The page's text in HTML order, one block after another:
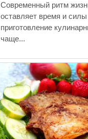
Современный ритм
оставляет время и
приготовление
чаще...